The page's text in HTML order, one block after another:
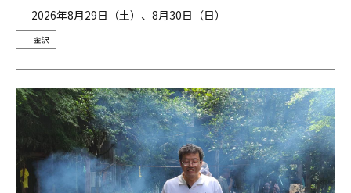
2026年8月29日（土）、8月30日（日）
金沢